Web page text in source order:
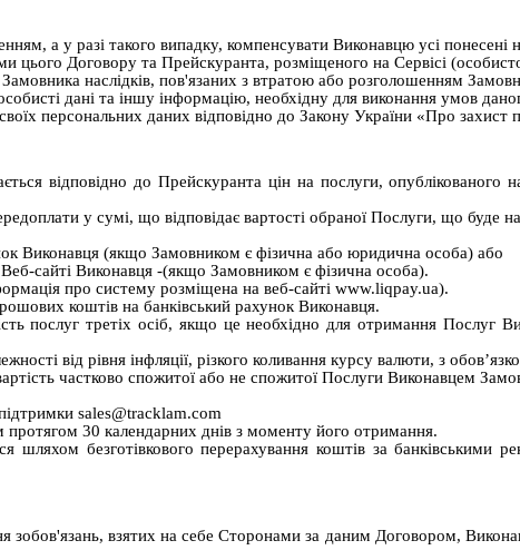
а у разі такого випадку, компенсувати Виконавцю усі понесені
цього Договору та Прейскуранта, розміщеного на Сервісі
наслідків, пов'язаних з втратою або розголошенням
дані та іншу інформацію, необхідну для виконання умов
персональних даних відповідно до Закону України «Про захист
відповідно до Прейскуранта цін на послуги,
у сумі, що відповідає вартості обраної Послуги, що буде
Виконавця (якщо Замовником є фізична або юридична особа) або
сайті Виконавця -(якщо Замовником є фізична особа).
про систему розміщена на веб-сайті www.liqpay.ua).
коштів на банківський рахунок Виконавця.
послуг третіх осіб, якщо це необхідно для отримання
від рівня інфляції, різкого коливання курсу валюти, з
частково спожитої абоне спожитої Послуги Виконавцем
sales@tracklam.com
30 календарних днів з моменту його отримання.
шляхом безготівкового перерахування коштів за банківськими
зобов'язань, взятих на себе Сторонами за даним Договором,